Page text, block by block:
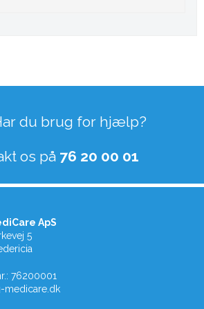
du brug for hjælp?
os på 76 20 00 01
ApS
5
: 76200001
medicare.dk